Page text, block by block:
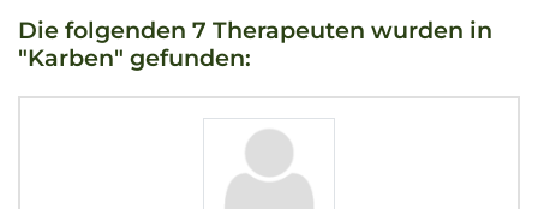
Die folgenden 7 Therapeuten wurden in
"Karben" gefunden: